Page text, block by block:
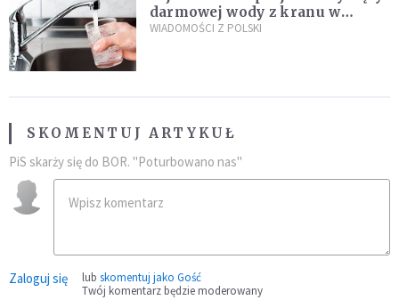
darmowej wody z kranu w
restauracjach
WIADOMOŚCI Z POLSKI
SKOMENTUJ ARTYKUŁ
PiS skarży się do BOR. "Poturbowano nas"
Zaloguj się lub skomentuj jako Gość
Twój komentarz będzie moderowany